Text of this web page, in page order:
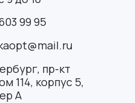
99 95
пр-кт
114, корпус 5,
А